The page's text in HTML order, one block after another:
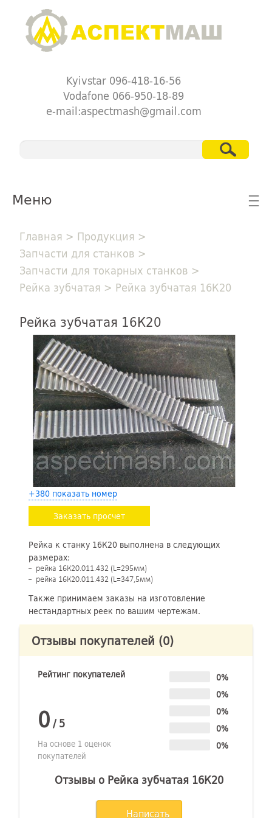
Kyivstar 096-418-16-56
Vodafone 066-950-18-89
e-mail:aspectmash@gmail.com
Меню ☰
Главная > Продукция >
Запчасти для станков >
Запчасти для токарных станков >
Рейка зубчатая > Рейка зубчатая 16К20
Рейка зубчатая 16К20
+380 показать номер
Заказать просчет
Рейка к станку 16К20 выполнена в следующих
размерах:
рейка 16К20.011.432 (L=295мм)
рейка 16К20.011.432 (L=347,5мм)
Также принимаем заказы на изготовление
нестандартных реек по вашим чертежам.
Отзывы покупателей (0)
Рейтинг покупателей
0/5
На основе 1 оценок
покупателей
0%
0%
0%
0%
0%
Отзывы о Рейка зубчатая 16К20
Написать